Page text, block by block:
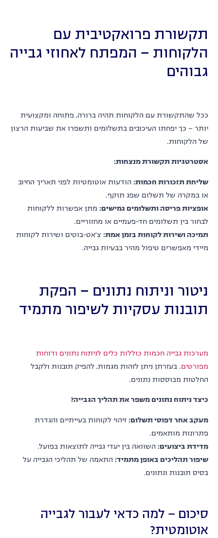
תקשורת פרואקטיבית עם
הלקוחות – המפתח לאחוזי גבייה
גבוהים
ככל שהתקשורת עם הלקוחות תהיה ברורה, פתוחה ומקצועית
יותר – כך יפחתו העיכובים בתשלומים ותשפרו את שביעות הרצון
של הלקוחות.
אסטרטגיות תקשורת מנצחות:
שליחת תזכורות חכמות:הודעות אוטומטיות לפני תאריך החיוב
או במקרה של תשלום שפג תוקף.
אופציות פריסה ותשלומים גמישים:מתן אפשרות ללקוחות
לבחור בין תשלומים חד-פעמיים או מחזוריים.
תמיכה ושירות לקוחות בזמן אמת:צ'אט-בוטים ושירות לקוחות
מיידי מאפשרים טיפול מהיר בבעיות גבייה.
ניטור וניתוח נתונים – הפקת
תובנות עסקיות לשיפור מתמיד
מערכות גבייה חכמות כוללות כלים לניתוח נתונים ודוחות
מפורטים. בעזרתן ניתן לזהות מגמות, להפיק תובנות ולקבל
החלטות מבוססות נתונים.
כיצד ניתוח נתונים משפר את תהליך הגבייה?
מעקב אחר דפוסי תשלום:זיהוי לקוחות בעייתיים והגדרת
פתרונות מותאמים.
מדידת ביצועים:השוואה בין יעדי גבייה לתוצאות בפועל.
שיפור תהליכים באופן מתמיד:התאמה של תהליכי הגבייה על
בסיס תובנות ונתונים.
סיכום – למה כדאי לעבור לגבייה
אוטומטית?